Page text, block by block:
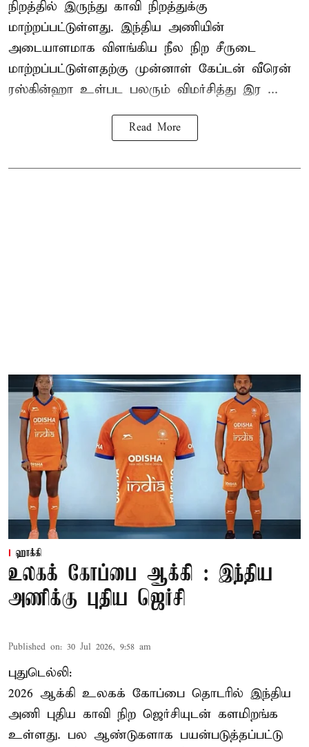
நிறத்தில் இருந்து காவி நிறத்துக்கு
மாற்றப்பட்டுள்ளது. இந்திய அணியின்
அடையாளமாக விளங்கிய நீல நிற சீருடை
மாற்றப்பட்டுள்ளதற்கு முன்னாள் கேப்டன் வீரென்
ரஸ்கின்ஹா உள்பட பலரும் விமர்சித்து இர ...
Read More
ஹாக்கி
உலகக் கோப்பை ஆக்கி : இந்திய
அணிக்கு புதிய ஜெர்சி
Published on: 30 Jul 2026, 9:58 am
புதுடெல்லி:
2026 ஆக்கி உலகக் கோப்பை தொடரில் இந்திய
அணி புதிய காவி நிற ஜெர்சியுடன் களமிறங்க
உள்ளது. பல ஆண்டுகளாக பயன்படுத்தப்பட்டு